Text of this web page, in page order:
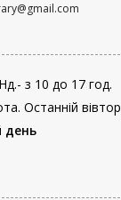
з 10 до 17 год.
Останній
день